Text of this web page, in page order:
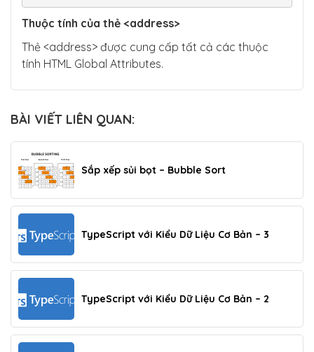
Thuộc tính của thẻ <address>
Thẻ <address> được cung cấp tất cả các thuộc
tính HTML Global Attributes.
BÀI VIẾT LIÊN QUAN:
Sắp xếp sủi bọt – Bubble Sort
TypeScript với Kiểu Dữ Liệu Cơ Bản – 3
TypeScript với Kiểu Dữ Liệu Cơ Bản – 2